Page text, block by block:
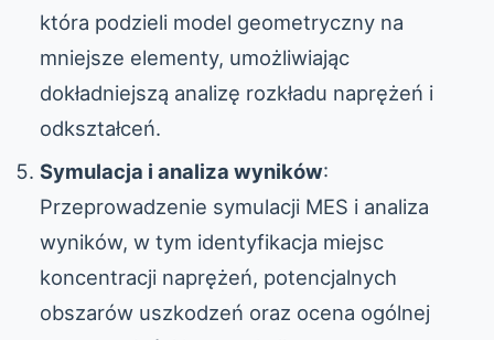
która podzieli model geometryczny na
mniejsze elementy, umożliwiając
dokładniejszą analizę rozkładu naprężeń i
odkształceń.
Symulacja i analiza wyników:
Przeprowadzenie symulacji MES i analiza
wyników, w tym identyfikacja miejsc
koncentracji naprężeń, potencjalnych
obszarów uszkodzeń oraz ocena ogólnej